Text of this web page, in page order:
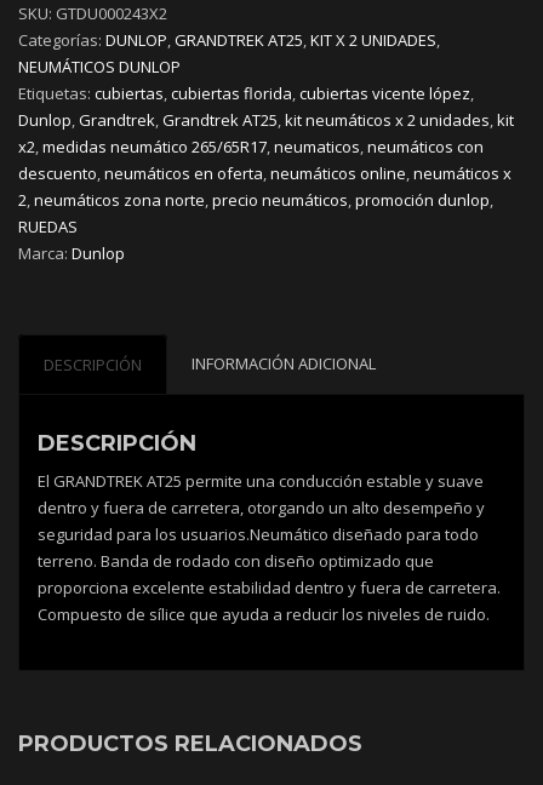
AT25
S112
KIT
x
2
cantidad
SKU: GTDU000243X2
Categorías: DUNLOP,GRANDTREK AT25,KIT X 2 UNIDADES,
NEUMÁTICOS DUNLOP
Etiquetas: cubiertas,cubiertas florida,cubiertas vicente lópez,
Dunlop,Grandtrek,Grandtrek AT25,kit neumáticos x 2 unidades,kit
x2,medidas neumático 265/65R17,neumaticos,neumáticos con
descuento,neumáticos en oferta,neumáticos online,neumáticos x
2,neumáticos zona norte,precio neumáticos,promoción dunlop,
RUEDAS
Marca: Dunlop
DESCRIPCIÓN INFORMACIÓN ADICIONAL
DESCRIPCIÓN
El GRANDTREK AT25 permite una conducción estable y suave
dentro y fuera de carretera, otorgando un alto desempeño y
seguridad para los usuarios.Neumático diseñado para todo
terreno. Banda de rodado con diseño optimizado que
proporciona excelente estabilidad dentro y fuera de carretera.
Compuesto de sílice que ayuda a reducir los niveles de ruido.
PRODUCTOS RELACIONADOS